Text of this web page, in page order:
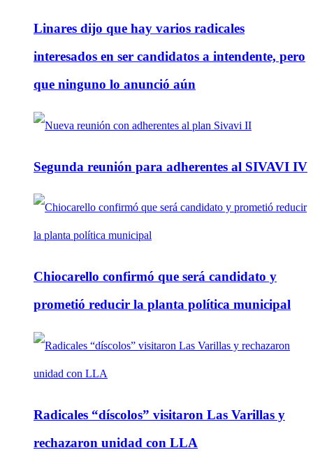
Linares dijo que hay varios radicales
interesados en ser candidatos a intendente, pero
que ninguno lo anunció aún
Segunda reunión para adherentes al SIVAVI IV
Chiocarello confirmó que será candidato y
prometió reducir la planta política municipal
Radicales “díscolos” visitaron Las Varillas y
rechazaron unidad con LLA